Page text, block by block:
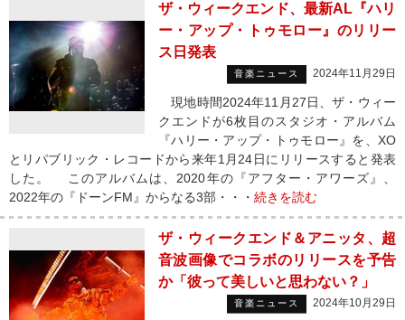
ザ・ウィークエンド、最新AL『ハリ
ー・アップ・トゥモロー』のリリー
ス日発表
音楽ニュース 2024年11月29日
現地時間2024年11月27日、ザ・ウィー
クエンドが6枚目のスタジオ・アルバム
『ハリー・アップ・トゥモロー』を、XO
とリパブリック・レコードから来年1月24日にリリースすると発表
した。 このアルバムは、2020年の『アフター・アワーズ』、
2022年の『ドーンFM』からなる3部・・・ 続きを読む
ザ・ウィークエンド＆アニッタ、超
音波画像でコラボのリリースを予告
か「彼って美しいと思わない？」
音楽ニュース 2024年10月29日